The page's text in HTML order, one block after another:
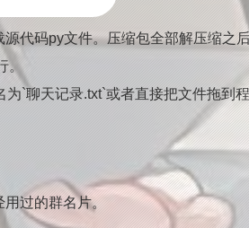
代码py文件。压缩包全部解压缩之
。
`聊天记录.txt`或者直接把文件拖到
过的群名片。